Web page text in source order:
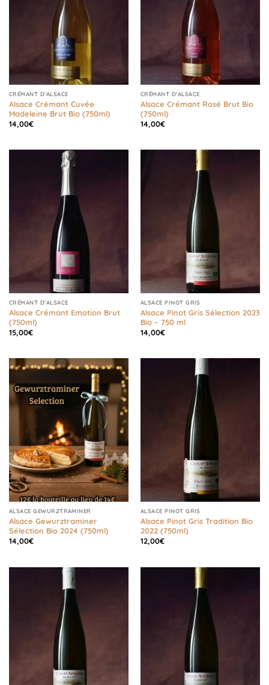
CRÉMANT D'ALSACE
Alsace Crémant Cuvée
Madeleine Brut Bio (750ml)
14,00€
CRÉMANT D'ALSACE
Alsace Crémant Rosé Brut Bio
(750ml)
14,00€
CRÉMANT D'ALSACE
Alsace Crémant Emotion Brut
(750ml)
15,00€
ALSACE PINOT GRIS
Alsace Pinot Gris Sélection 2023
Bio – 750 ml
14,00€
ALSACE GEWURZTRAMINER
Alsace Gewurztraminer
Sélection Bio 2024 (750ml)
14,00€
ALSACE PINOT GRIS
Alsace Pinot Gris Tradition Bio
2022 (750ml)
12,00€